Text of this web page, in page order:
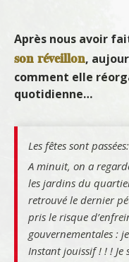
Après nous avoir
son réveillon,
comment elle
quotidienne…
Les fêtes sont
A minuit, on a
les jardins du
retrouvé le dernier
pris le risque
gouvernementales :
Instant jouissif ! ! !